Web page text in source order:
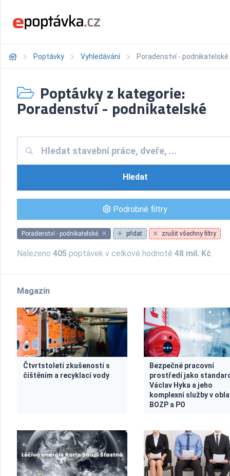
Poptávky Vyhledávání Poradenství - podnikatelské
Poptávky z kategorie:
Poradenství - podnikatelské
Hledat
Podrobné filtry
Poradenství - podnikatelské přidat zrušit všechny filtry
Nalezeno 405 poptávek v celkové hodnotě 48 mil. Kč.
Magazín
Čtvrtstoletí zkušeností s
čištěním a recyklací vody
Bezpečné pracovní
prostředí jako
Václav Hyka a jeho
komplexní služby v
BOZP a PO